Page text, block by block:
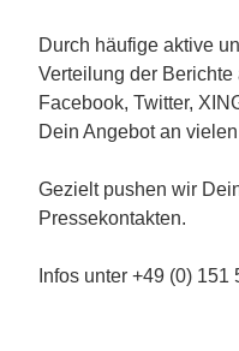
Durch häufige aktive
Verteilung der
Facebook, Twitter,
Dein Angebot an
Gezielt pushen wir
Pressekontakten.
Infos unter +49 (0) 151